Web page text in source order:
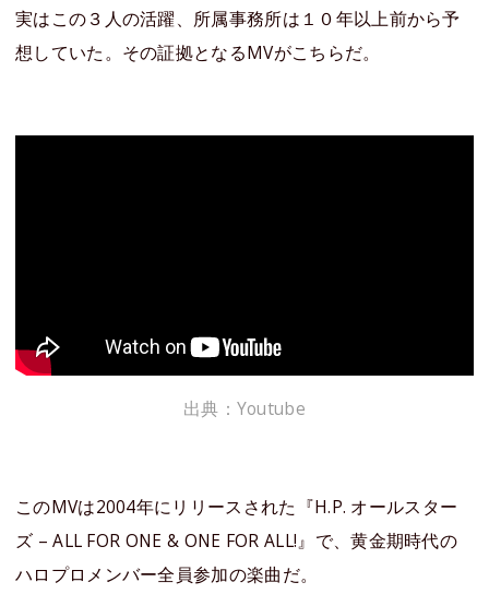
実はこの３人の活躍、所属事務所は１０年以上前から予
想していた。その証拠となるMVがこちらだ。
出典：Youtube
このMVは2004年にリリースされた『H.P. オールスター
ズ – ALL FOR ONE & ONE FOR ALL!』で、黄金期時代の
ハロプロメンバー全員参加の楽曲だ。